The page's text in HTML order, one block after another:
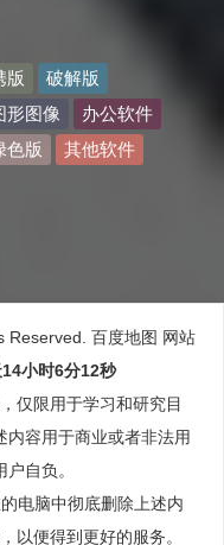
版
破解版
形图像
办公软件
色版 其他软件
百度地图 网站
小时6分13秒
仅限用于学习和研究目
内容用于商业或者非法用
自负。
电脑中彻底删除上述内
以便得到更好的服务。